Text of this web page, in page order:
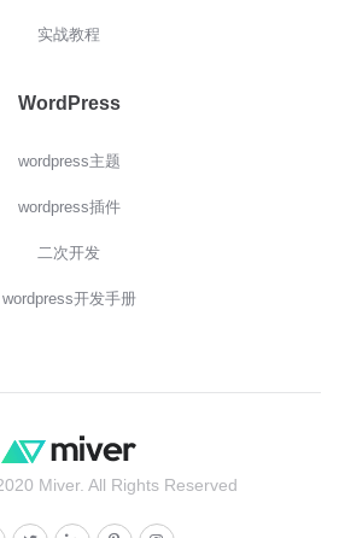
实战教程
WordPress
wordpress主题
wordpress插件
二次开发
wordpress开发手册
Miver. All Rights Reserved